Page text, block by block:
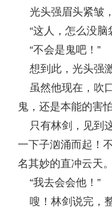
光头强眉头紧皱
“这人，怎么没脑
“不会是鬼吧！”
想到此，光头强
虽然他现在，吹
鬼，还是本能的害怕
只有林剑，见到
一下子汹涌而起！
名其妙的直冲云天。
“我去会会他！”
嗖！林剑说完，